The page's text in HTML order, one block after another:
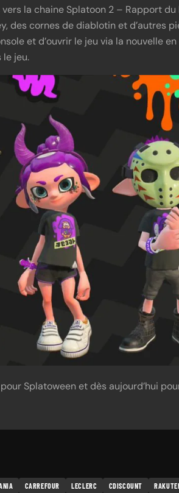
la chaine Splatoon 2 – Rapport
des cornes de diablotin et d’autres
et d’ouvrir le jeu via la nouvelle
jeu.
Splatoween et dès aujourd’hui
CARREFOUR LECLERC CDISCOUNT